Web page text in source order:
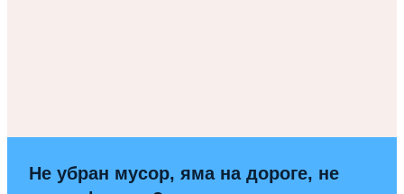
Не убран мусор, яма на дороге, не